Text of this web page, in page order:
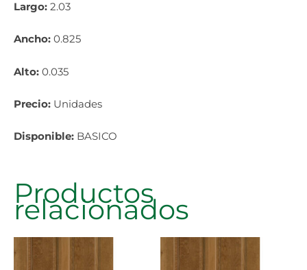
Largo: 2.03
Ancho: 0.825
Alto: 0.035
Precio: Unidades
Disponible: BASICO
Productos
relacionados